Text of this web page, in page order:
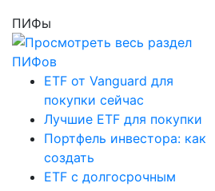
ПИФы
ETF от Vanguard для
покупки сейчас
Лучшие ETF для покупки
Портфель инвестора: как
создать
ETF с долгосрочным